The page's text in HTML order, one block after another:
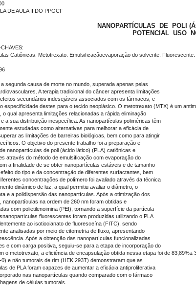
DE AULA II DO PPGCF
NANOPARTÍCULAS DE POLI
POTENCIAL USO
Catiônicas. Metotrexato. Emulsificaçãoevaporação do solvente. Fluorescente.
segunda causa de morte no mundo, superada apenas pelas
A terapia tradicional do câncer apresenta limitações
secundários indesejáveis associados com os fármacos, e
especificidade destes para o tecido neoplásico. O metotrexato (MTX) é um
o qual apresenta limitações relacionadas a rápida eliminação
a sua distribuição inespecífica. As nanopartículas poliméricas têm
estudadas como alternativas para melhorar a eficácia de
as limitações de barreiras biológicas, bem como para atingir
O objetivo do presente trabalho foi a preparação e
nanopartículas de poli (ácido lático) (PLA) catiônicas e
através do método de emulsificação com evaporação do
a finalidade de se obter nanopartículas estáveis e de tamanho
do tipo e da concentração de diferentes surfactantes, bem
concentrações de polímero foi avaliado através da técnica
dinâmico de luz, a qual permitiu avaliar o diâmetro, o
e a polidispersão das nanopartículas. Após a otimização dos
nanopartículas na ordem de 260 nm foram obtidas e
com polietilenoimina (PEI), tornando a superfície da partícula
fluorescentes foram produzidas utilizando o PLA
ao isotiocianato de fluoresceína (FITC), sendo
analisadas por meio de citometria de fluxo, apresentando
Após a obtenção das nanopartículas funcionalizadas
e com carga positiva, seguiu-se para a etapa de incorporação do
o metotrexato, a eficiência de encapsulação obtida nessa etapa foi de
e não tumorais de rim (HEK 293T) demonstraram que as
de PLA foram capazes de aumentar a eficácia antiproliferativa
nas nanopartículas quando comparado com o fármaco
de células tumorais.